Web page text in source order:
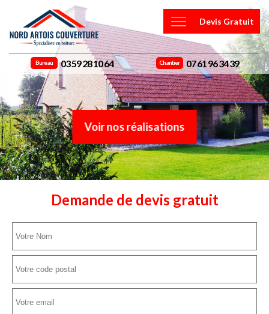
Devis Gratuit
Bureau 03 59 28 10 64 Chantier 07 61 96 34 39
Voir nos réalisations
Demande de devis gratuit